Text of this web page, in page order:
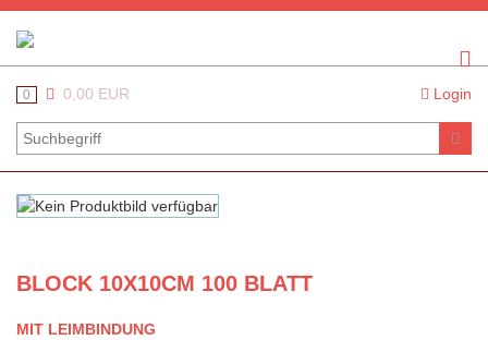
0 0,00 EUR Login
BLOCK 10X10CM 100 BLATT
MIT LEIMBINDUNG